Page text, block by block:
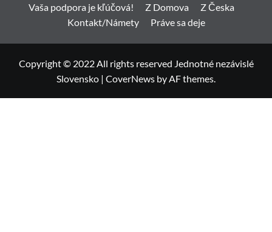
Vaša podpora je kľúčová!
Z Domova
Z Česka
Kontakt/Námety
Práve sa deje
Copyright © 2022 All rights reserved Jednotné nezávislé
Slovensko | CoverNews by AF themes.